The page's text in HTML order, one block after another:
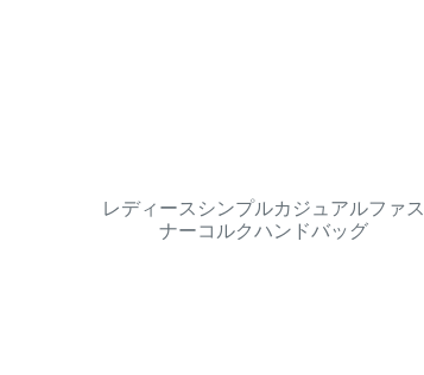
レディースシンプルカジュアルファス
ナーコルクハンドバッグ